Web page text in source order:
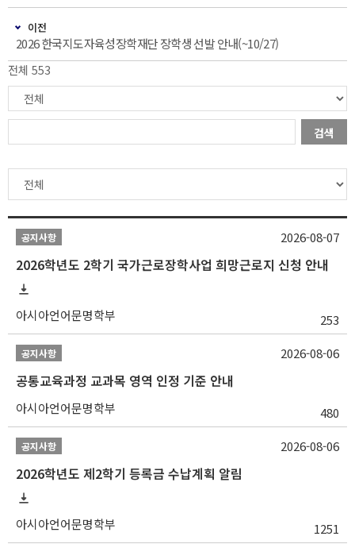
이전
2026 한국지도자육성장학재단 장학생 선발 안내(~10/27)
전체 553
검색
공지사항
2026학년도 2학기 국가근로장학사업 희망근로지 신청 안내
아시아언어문명학부 253
2026-08-07
공지사항
공통교육과정 교과목 영역 인정 기준 안내
아시아언어문명학부 480
2026-08-06
공지사항
2026학년도 제2학기 등록금 수납계획 알림
아시아언어문명학부 1251
2026-08-06